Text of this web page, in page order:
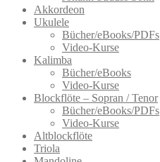
Akkordeon
Ukulele
Bücher/eBooks/PDFs
Video-Kurse
Kalimba
Bücher/eBooks
Video-Kurse
Blockflöte – Sopran / Tenor
Bücher/eBooks/PDFs
Video-Kurse
Altblockflöte
Triola